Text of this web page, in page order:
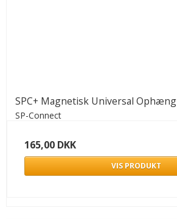
SPC+ Magnetisk Universal Ophæng
SP-Connect
165,00 DKK
VIS PRODUKT